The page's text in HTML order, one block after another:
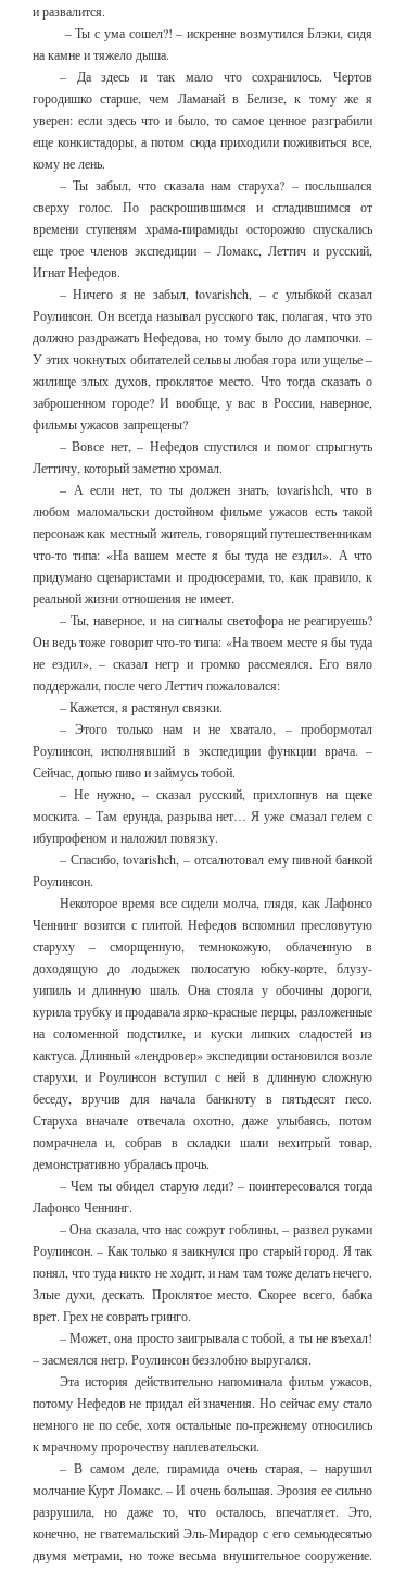
и развалится.
– Ты с ума сошел?! – искренне возмутился Блэки, сидя
на камне и тяжело дыша.
– Да здесь и так мало что сохранилось. Чертов
городишко старше, чем Ламанай в Белизе, к тому же я
уверен: если здесь что и было, то самое ценное разграбили
еще конкистадоры, а потом сюда приходили поживиться все,
кому не лень.
– Ты забыл, что сказала нам старуха? – послышался
сверху голос. По раскрошившимся и сгладившимся от
времени ступеням храма-пирамиды осторожно спускались
еще трое членов экспедиции – Ломакс, Леттич и русский,
Игнат Нефедов.
– Ничего я не забыл, tovarishch, – с улыбкой сказал
Роулинсон. Он всегда называл русского так, полагая, что это
должно раздражать Нефедова, но тому было до лампочки. –
У этих чокнутых обитателей сельвы любая гора или ущелье –
жилище злых духов, проклятое место. Что тогда сказать о
заброшенном городе? И вообще, у вас в России, наверное,
фильмы ужасов запрещены?
– Вовсе нет, – Нефедов спустился и помог спрыгнуть
Леттичу, который заметно хромал.
– А если нет, то ты должен знать, tovarishch, что в
любом маломальски достойном фильме ужасов есть такой
персонаж как местный житель, говорящий путешественникам
что-то типа: «На вашем месте я бы туда не ездил». А что
придумано сценаристами и продюсерами, то, как правило, к
реальной жизни отношения не имеет.
– Ты, наверное, и на сигналы светофора не реагируешь?
Он ведь тоже говорит что-то типа: «На твоем месте я бы туда
не ездил», – сказал негр и громко рассмеялся. Его вяло
поддержали, после чего Леттич пожаловался:
– Кажется, я растянул связки.
– Этого только нам и не хватало, – пробормотал
Роулинсон, исполнявший в экспедиции функции врача. –
Сейчас, допью пиво и займусь тобой.
– Не нужно, – сказал русский, прихлопнув на щеке
москита. – Там ерунда, разрыва нет… Я уже смазал гелем с
ибупрофеном и наложил повязку.
– Спасибо, tovarishch, – отсалютовал ему пивной банкой
Роулинсон.
Некоторое время все сидели молча, глядя, как Лафонсо
Ченнинг возится с плитой. Нефедов вспомнил пресловутую
старуху – сморщенную, темнокожую, облаченную в
доходящую до лодыжек полосатую юбку-корте, блузу-
уипиль и длинную шаль. Она стояла у обочины дороги,
курила трубку и продавала ярко-красные перцы, разложенные
на соломенной подстилке, и куски липких сладостей из
кактуса. Длинный «лендровер» экспедиции остановился возле
старухи, и Роулинсон вступил с ней в длинную сложную
беседу, вручив для начала банкноту в пятьдесят песо.
Старуха вначале отвечала охотно, даже улыбаясь, потом
помрачнела и, собрав в складки шали нехитрый товар,
демонстративно убралась прочь.
– Чем ты обидел старую леди? – поинтересовался тогда
Лафонсо Ченнинг.
– Она сказала, что нас сожрут гоблины, – развел руками
Роулинсон. – Как только я заикнулся про старый город. Я так
понял, что туда никто не ходит, и нам там тоже делать нечего.
Злые духи, дескать. Проклятое место. Скорее всего, бабка
врет. Грех не соврать гринго.
– Может, она просто заигрывала с тобой, а ты не въехал!
– засмеялся негр. Роулинсон беззлобно выругался.
Эта история действительно напоминала фильм ужасов,
потому Нефедов не придал ей значения. Но сейчас ему стало
немного не по себе, хотя остальные по-прежнему относились
к мрачному пророчеству наплевательски.
– В самом деле, пирамида очень старая, – нарушил
молчание Курт Ломакс. – И очень большая. Эрозия ее сильно
разрушила, но даже то, что осталось, впечатляет. Это,
конечно, не гватемальский Эль-Мирадор с его семьюдесятью
двумя метрами, но тоже весьма внушительное сооружение.